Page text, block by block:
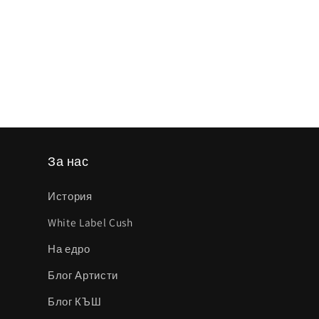
За нас
История
White Label Cush
На едро
Блог Артисти
Блог КЪШ